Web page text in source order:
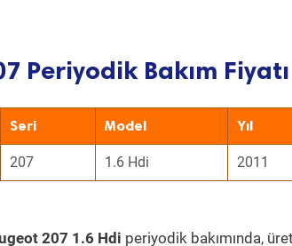
Periyodik Bakım Fiyatı
Seri Model Yıl
207 1.6 Hdi 2011
207 1.6 Hdi periyodik bakımında,